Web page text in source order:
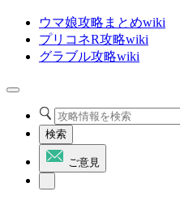
ウマ娘攻略まとめwiki
プリコネR攻略wiki
グラブル攻略wiki
検索
ご意見